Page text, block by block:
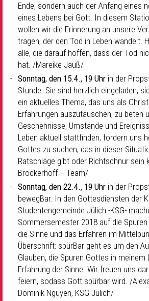
Musik & Kultur
Seelsorge & Kontakt
Ende, sondern auch der Anfang eines
eines Lebens bei Gott. In diesem
wollen wir die Erinnerung an unsere
tragen, der den Tod in Leben wandelt.
alle, die darauf hoffen, dass der Tod
hat. /Mareike Jauß/
Sonntag, den 15.4., 19 Uhr in der
Stunde. Sie sind herzlich eingeladen,
ein aktuelles Thema, das uns als
Erfahrungen auszutauschen, zu beten
Geschehnisse, Umstände und
Leben aktuell stattfinden, fordern uns
Gottes zu suchen, das in dieser
Ratschläge gibt oder Richtschnur sein
Brockerhoff + Team/
Sonntag, den 22.4., 19 Uhr in der
bewegBar. In den Gottesdiensten der
Studentengemeinde Jülich -KSG-
Sommersemester 2018 auf die
die Sinne und das Erfahren im
Überschrift: spürBar geht es um den
Glauben, die Spuren Gottes in meinem
Erfahrung der Sinne. Wir freuen uns
feiern, sodass Gott spürbar wird. /
Dominik Nguyen, KSG Jülich/